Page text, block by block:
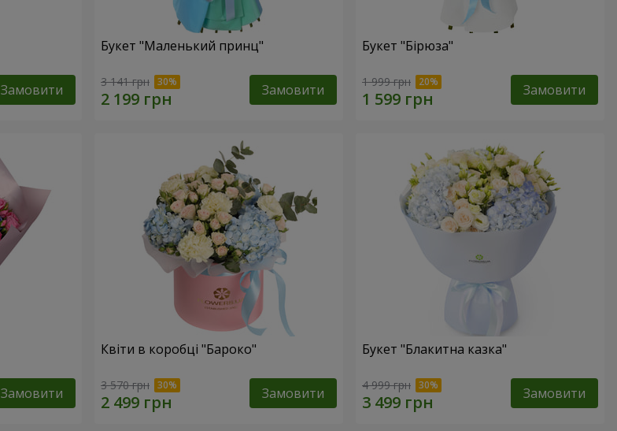
Замовити
Букет "Маленький принц"
3 141 грн Замовити
Букет "Бірюза"
1 999 грн Замовити
Замовити
Квіти в коробці "Бароко"
3 570 грн Замовити
Букет "Блакитна казка"
4 999 грн Замовити